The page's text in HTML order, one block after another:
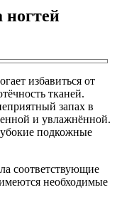
ногтей
избавиться от
тканей.
запах в
и увлажнённой.
подкожные
соответствующие
необходимые